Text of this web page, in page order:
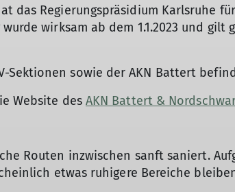
das Regierungspräsidium Karlsruhe
wirksam ab dem 1.1.2023 und
Sektionen sowie der AKN Battert
Website des AKN Battert &
Routen inzwischen sanft saniert.
etwas ruhigere Bereiche